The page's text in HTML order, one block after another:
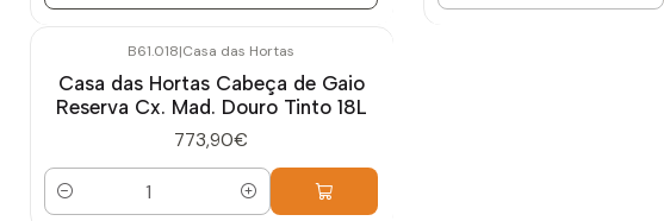
B61.018|Casa das Hortas
Casa das Hortas Cabeça de Gaio
Reserva Cx. Mad. Douro Tinto 18L
773,90€
Cantidad